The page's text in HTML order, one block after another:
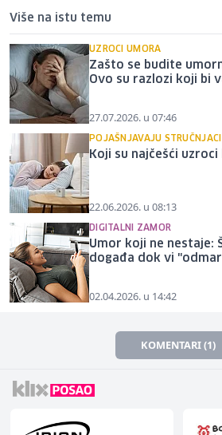
Više na istu temu
UZROCI UMORA
Zašto se budite
Ovo su razlozi koji bi
27.07.2026. u 07:46
POJAŠNJAVAJU STRUČNJACI
Koji su najčešći
22.06.2026. u 08:13
DIGITALNI ZAMOR
Umor koji ne nestaje:
događa dok vi
02.04.2026. u 14:42
KOMENTARI (1)